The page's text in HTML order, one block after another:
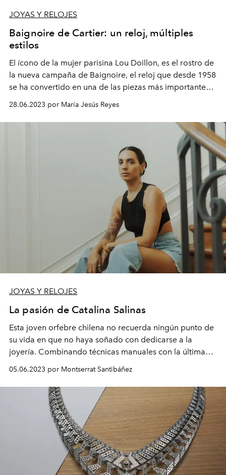
JOYAS Y RELOJES
Baignoire de Cartier: un reloj, múltiples
estilos
El ícono de la mujer parisina Lou Doillon, es el rostro de
la nueva campaña de Baignoire, el reloj que desde 1958
se ha convertido en una de las piezas más importantes
28.06.2023 por María Jesús Reyes
JOYAS Y RELOJES
La pasión de Catalina Salinas
Esta joven orfebre chilena no recuerda ningún punto de
su vida en que no haya soñado con dedicarse a la
joyería. Combinando técnicas manuales con la última
tecnología en la creación de sus piezas, Salinas une
historia, tradición y modernidad a través de su diseño
de autor.
05.06.2023 por Montserrat Santibáñez